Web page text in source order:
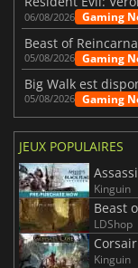
06/08/2026 Gaming
05/08/2026 Gaming
05/08/2026 Gaming
JEUX POPULAIRES
Kinguin
Beast
LDShop
Kinguin